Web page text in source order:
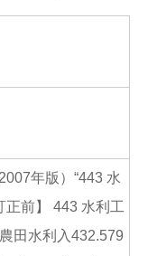
o
年版）“443 水
正前】 443 水利工
田水利入432.579